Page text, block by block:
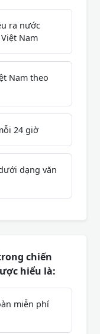
ra nước
Nam
Nam theo
24 giờ
dạng văn
chiến
hiểu là:
miễn phí